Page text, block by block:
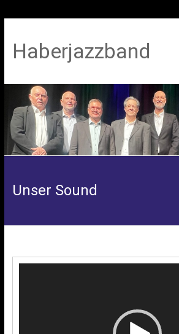
Haberjazzband
Unser Sound